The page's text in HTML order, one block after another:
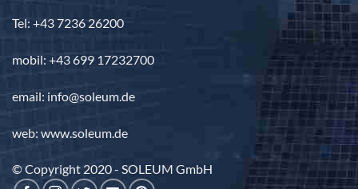
Tel: +43 7236 26200
mobil: +43 699 17232700
email: info@soleum.de
web: www.soleum.de
© Copyright 2020 - SOLEUM GmbH